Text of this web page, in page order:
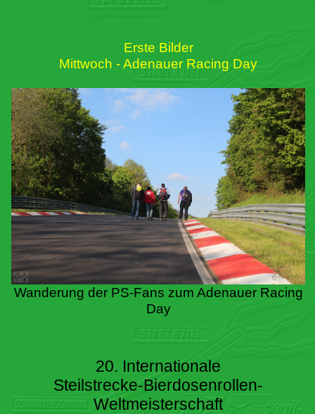
Erste Bilder
Mittwoch - Adenauer Racing Day
Wanderung der PS-Fans zum Adenauer Racing
Day
20. Internationale
Steilstrecke-Bierdosenrollen-
Weltmeisterschaft